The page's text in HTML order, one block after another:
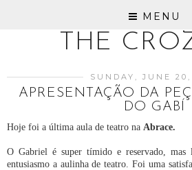
MENU
THE
SUNDAY, JUNE 20,
APRESENTAÇÃO DA
DO GABÍ
Hoje foi a última aula de teatro na Abrace.
O Gabriel é super tímido e reservado, mas
entusiasmo a aulinha de teatro. Foi uma